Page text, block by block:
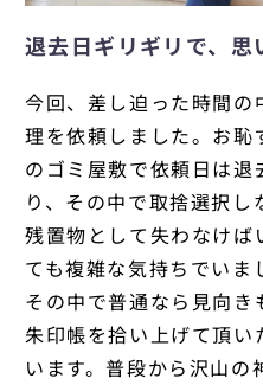
退去日ギリギリで、
今回、差し迫った時間
理を依頼しました。お恥
のゴミ屋敷で依頼日は
り、その中で取捨選択し
残置物として失わなけば
ても複雑な気持ちでいま
その中で普通なら見向
朱印帳を拾い上げて頂い
います。普段から沢山の